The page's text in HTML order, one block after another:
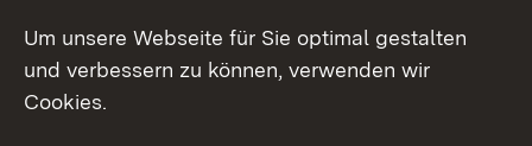
Mastodon
Messenger
Um unsere Webseite für Sie optimal gestalten
und verbessern zu können, verwenden wir
Cookies.